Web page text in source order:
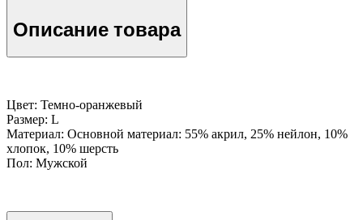
Описание товара
Цвет: Темно-оранжевый
Размер: L
Материал: Основной материал: 55% акрил, 25% нейлон, 10%
хлопок, 10% шерсть
Пол: Мужской